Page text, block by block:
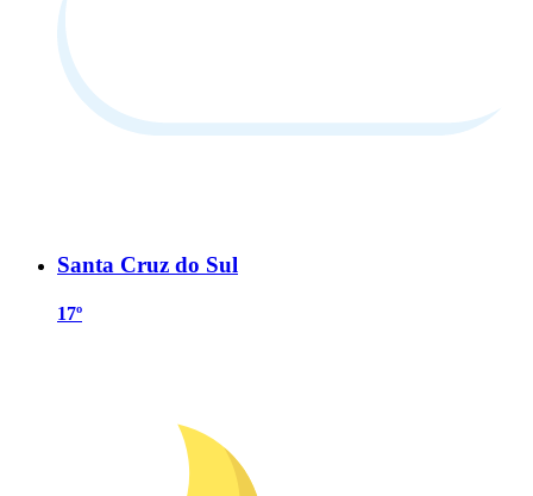
Santa Cruz do Sul
17º